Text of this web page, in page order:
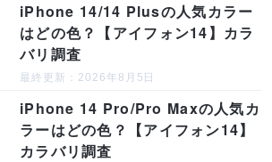
iPhone 14/14 Plusの人気カラー
はどの色？【アイフォン14】カラ
バリ調査
最終更新：2026年8月5日
iPhone 14 Pro/Pro Maxの人気カ
ラーはどの色？【アイフォン14】
カラバリ調査